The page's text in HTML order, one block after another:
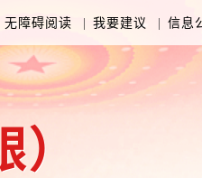
无障碍阅读 | 我要建议 | 信息